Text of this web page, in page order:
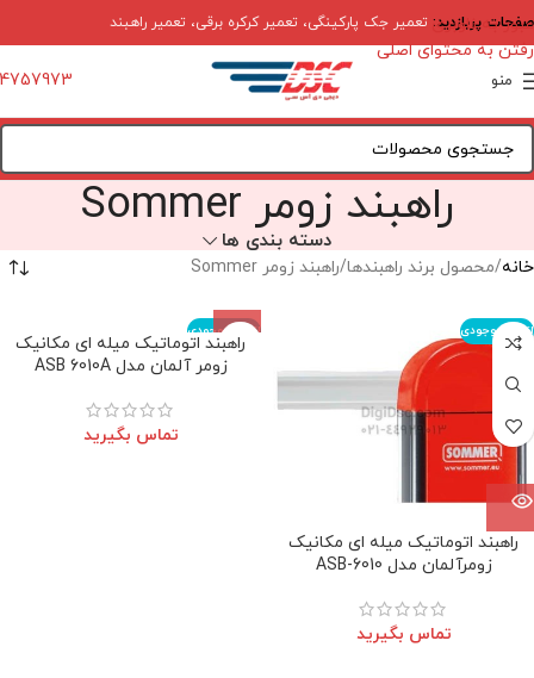
عبور به ناوبری
رفتن به محتوای اصلی
صفحات پربازدید: تعمیر جک پارکینگی، تعمیر کرکره برقی، تعمیر راهبند
منو
راهبند زومر Sommer
دسته بندی ها
خانه محصول برند راهبندها راهبند زومر Sommer
اتمام موجودی
راهبند اتوماتیک میله ای مکانیک
زومرآلمان مدل ASB-6010
تماس بگیرید
اتمام موجودی
راهبند اتوماتیک میله ای مکانیک
زومر آلمان مدل ASB 6010A
تماس بگیرید